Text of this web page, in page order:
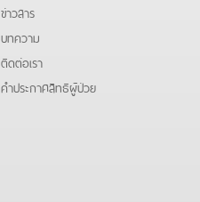
ข่าวสาร
บทความ
ติดต่อเรา
คําประกาศสิทธิผู้ป่วย